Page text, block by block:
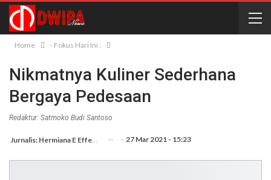
Home - Fokus Hari Ini :
Nikmatnya Kuliner Sederhana
Bergaya Pedesaan
Redaktur: Satmoko Budi Santoso
- 27 Mar 2021 - 15:23